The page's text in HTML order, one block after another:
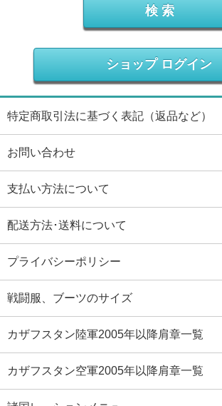
ショップ ログイン
特定商取引法に基づく表記（返品など）
お問い合わせ
支払い方法について
配送方法･送料について
プライバシーポリシー
戦闘服、ブーツのサイズ
カザフスタン陸軍2005年以降肩章一覧
カザフスタン空軍2005年以降肩章一覧